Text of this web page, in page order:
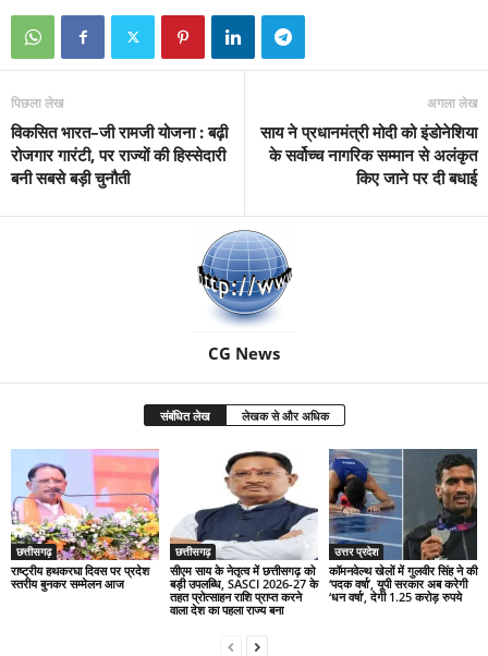
पिछला लेख
विकसित भारत–जी रामजी योजना : बढ़ी
रोजगार गारंटी, पर राज्यों की हिस्सेदारी
बनी सबसे बड़ी चुनौती
अगला लेख
साय ने प्रधानमंत्री मोदी को इंडोनेशिया
के सर्वोच्च नागरिक सम्मान से अलंकृत
किए जाने पर दी बधाई
CG News
संबंधित लेख लेखक से और अधिक
छत्तीसगढ़
राष्ट्रीय हथकरघा दिवस पर प्रदेश
स्तरीय बुनकर सम्मेलन आज
छत्तीसगढ़
सीएम साय के नेतृत्व में छत्तीसगढ़ को
बड़ी उपलब्धि, SASCI 2026-27 के
तहत प्रोत्साहन राशि प्राप्त करने
वाला देश का पहला राज्य बना
उत्तर प्रदेश
कॉमनवेल्थ खेलों में गुलवीर सिंह ने की
‘पदक वर्षा’, यूपी सरकार अब करेगी
‘धन वर्षा’, देगी 1.25 करोड़ रुपये